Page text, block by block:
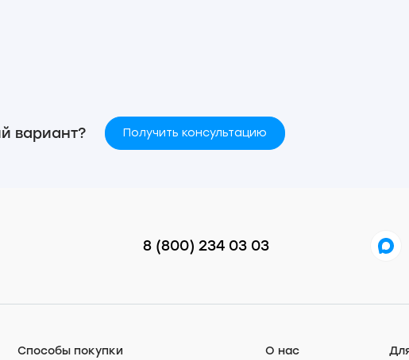
вариант? Получить консультацию
8 (800) 234 03 03
Способы покупки О нас